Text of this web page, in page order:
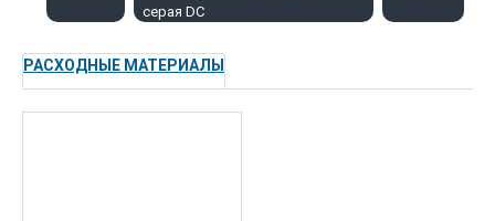
серая DC
РАСХОДНЫЕ МАТЕРИАЛЫ